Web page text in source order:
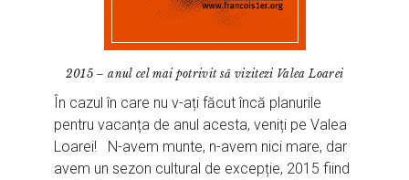
2015 – anul cel mai potrivit să vizitezi Valea Loarei
În cazul în care nu v-ați făcut încă planurile
pentru vacanța de anul acesta, veniți pe Valea
Loarei! N-avem munte, n-avem nici mare, dar
avem un sezon cultural de excepție, 2015 fiind